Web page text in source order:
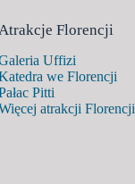
Florencji
Uffizi
we Florencji
Pitti
atrakcji Florencji